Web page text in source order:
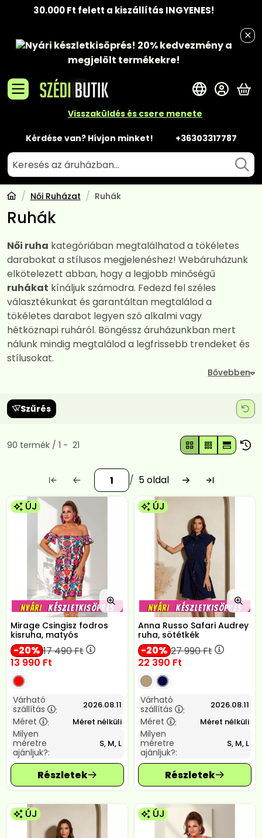
30.000 Ft felett a kiszállítás INGYENES!
Nyári készletkisöprés! 20% kedvezménya
megjelölt termékekre!
Visszaküldés és csere menete
Kérdése van? Hívjon minket! +36303317787
A
Női Ruházat Ruhák
Ruhák
Női ruha kategóriában megtalálhatod a tökéletes
darabokat a stílusos megjelenéshez! Webáruházunk
elkötelezett abban, hogy a legjobb minőségű
ruhákat kínáljuk számodra. Fedezd fel széles
választékunkat és garantáltan megtalálod a
tökéletes darabot legyen szó alkalmi vagy
hétköznapi ruháról. Böngéssz áruházunkban mert
nálunk mindig megtalálod a legfrissebb trendeket és
stílusokat.
Szűrés
Összes termék a kategóriában
90 termék 1 21
5
ÚJ
Mirage Csingisz fodros
kisruha, matyós
20 17 490Ft
13 990 Ft
Várható
szállítás
: 2026.08.11
Méret : Méret nélküli
Milyen
méretre
ajánljuk?:
S, M, L
ÚJ
Anna Russo Safari Audrey
ruha, sötétkék
20 27 990Ft
22 390 Ft
Várható
szállítás
: 2026.08.11
Méret : Méret nélküli
Milyen
méretre
ajánljuk?:
S, M, L
ÚJ ÚJ